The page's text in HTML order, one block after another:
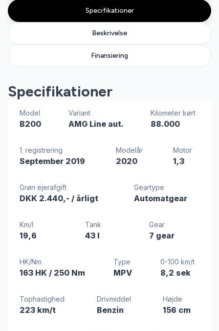
Specifikationer
Beskrivelse
Finansiering
Specifikationer
Model
B200
Variant
AMG Line aut.
Kilometer kørt
88.000
1. registrering
September 2019
Modelår
2020
Motor
1,3
Grøn ejerafgift
DKK 2.440,- / årligt
Geartype
Automatgear
Km/l
19,6
Tank
43 l
Gear
7 gear
HK/Nm
163 HK / 250 Nm
Type
MPV
0-100 km/t
8,2 sek
Tophastighed
223 km/t
Drivmiddel
Benzin
Højde
156 cm